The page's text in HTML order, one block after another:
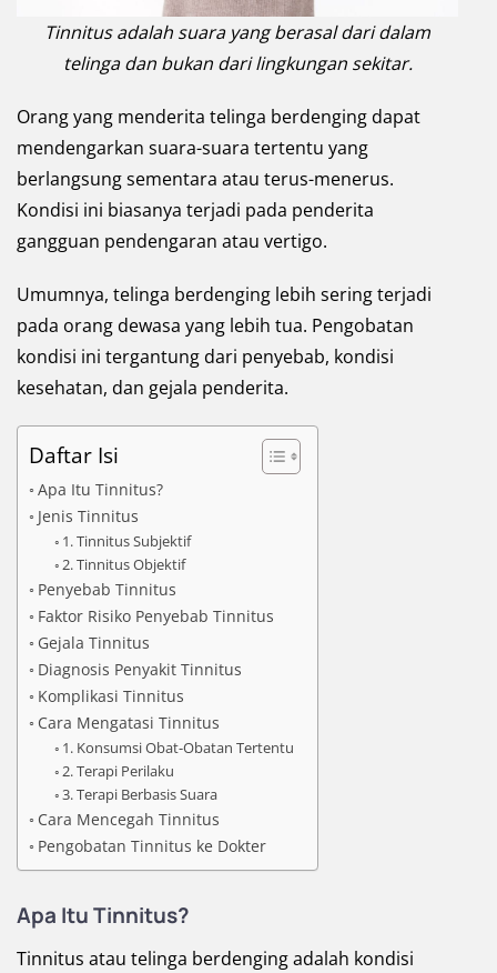
Tinnitus adalah suara yang berasal dari dalam
telinga dan bukan dari lingkungan sekitar.
Orang yang menderita telinga berdenging dapat
mendengarkan suara-suara tertentu yang
berlangsung sementara atau terus-menerus.
Kondisi ini biasanya terjadi pada penderita
gangguan pendengaran atau vertigo.
Umumnya, telinga berdenging lebih sering terjadi
pada orang dewasa yang lebih tua. Pengobatan
kondisi ini tergantung dari penyebab, kondisi
kesehatan, dan gejala penderita.
Daftar Isi
Apa Itu Tinnitus?
Jenis Tinnitus
1. Tinnitus Subjektif
2. Tinnitus Objektif
Penyebab Tinnitus
Faktor Risiko Penyebab Tinnitus
Gejala Tinnitus
Diagnosis Penyakit Tinnitus
Komplikasi Tinnitus
Cara Mengatasi Tinnitus
1. Konsumsi Obat-Obatan Tertentu
2. Terapi Perilaku
3. Terapi Berbasis Suara
Cara Mencegah Tinnitus
Pengobatan Tinnitus ke Dokter
Apa Itu Tinnitus?
Tinnitus atau telinga berdenging adalah kondisi